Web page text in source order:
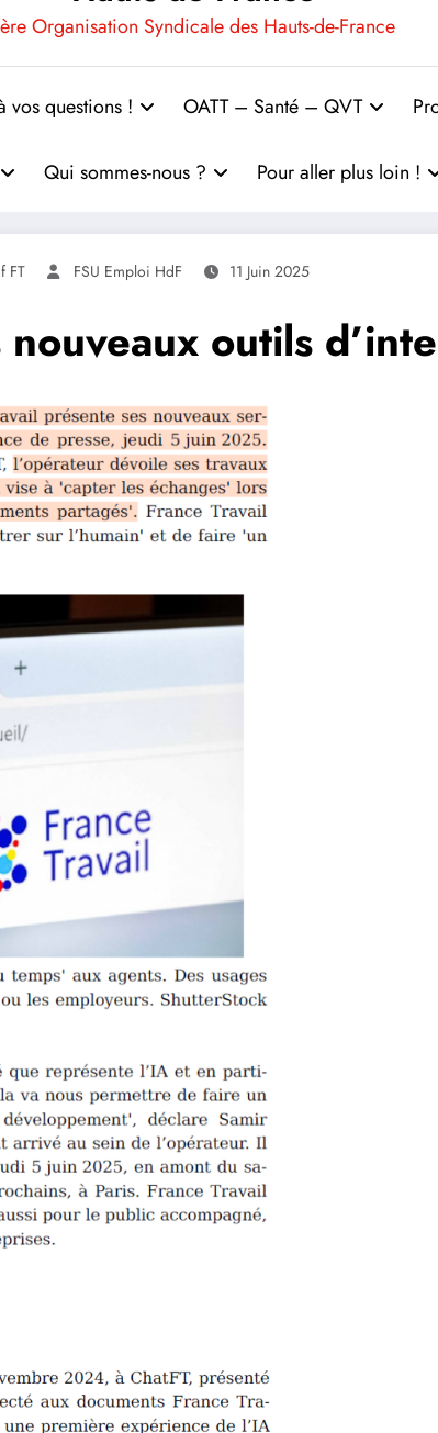
Organisation Syndicale des Hauts-de-France
vos questions ! OATT – Santé – QVT
Qui sommes-nous ? Pour aller plus loin !
FT FSU Emploi HdF 11 Juin 2025
nouveaux outils